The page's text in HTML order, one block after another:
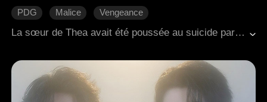
PDG Malice
Vengeance
L'amour naît avec le temps
La sœur de Thea avait été poussée au suicide par trois riches héritiers, et leur mère était restée dans un état végétatif après avoir été battue. À partir de ce moment-là, Thea quitta l'école et commença à travailler dans un club, déterminée à se rapprocher de Rory, la figure puissante d'Osasa, pour se venger. Tout au long de cette démarche calculée, elle construisit une image de fragilité et planifia minutieusement chaque étape. Pourtant, elle n'avait jamais anticipé qu'au milieu de l'immense favoritisme de Rory, elle tomberait sincèrement amoureuse de lui...